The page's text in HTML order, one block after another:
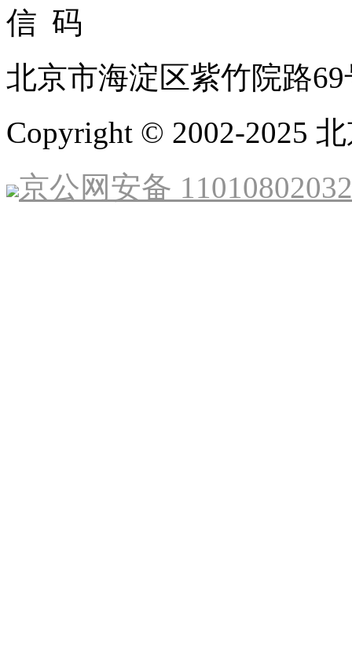
北京市海淀区紫竹院路
Copyright © 2002-2025
京公网安备